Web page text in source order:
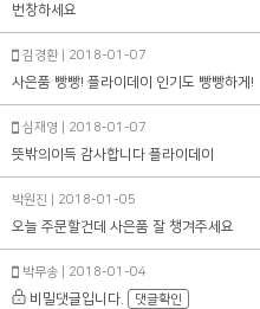
번창하세요
김경환 | 2018-01-07
사은품 빵빵! 플라이데이 인기도 빵빵하게!
심재영 | 2018-01-07
뜻밖의이득 감사합니다 플라이데이寨
박원진 | 2018-01-05
오늘 주문할건데 사은품 잘 챙겨주세요
박무송 | 2018-01-04
비밀댓글입니다.
댓글확인